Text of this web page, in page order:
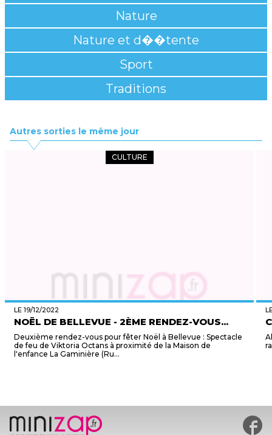
Nature
Nature et d��tente
Sport
Traditions
Autres sorties le même jour
CULTURE
LE 19/12/2022
NOËL DE BELLEVUE - 2ÈME RENDEZ-VOUS...
Deuxième rendez-vous pour fêter Noël à Bellevue : Spectacle
de feu de Viktoria Octans à proximité de la Maison de
l'enfance La Gaminière (Ru...